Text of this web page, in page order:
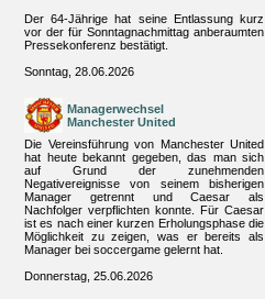
Der 64-Jährige hat seine Entlassung kurz
vor der für Sonntagnachmittag anberaumten
Pressekonferenz bestätigt.
Sonntag, 28.06.2026
Managerwechsel
Manchester United
Die Vereinsführung von Manchester United
hat heute bekannt gegeben, das man sich
auf Grund der zunehmenden
Negativereignisse von seinem bisherigen
Manager getrennt und Caesar als
Nachfolger verpflichten konnte. Für Caesar
ist es nach einer kurzen Erholungsphase die
Möglichkeit zu zeigen, was er bereits als
Manager bei soccergame gelernt hat.
Donnerstag, 25.06.2026